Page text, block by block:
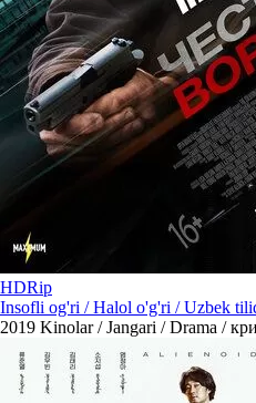
HDRip
Insofli og'ri / Halol o'g'ri / Uzbek
2019 Kinolar / Jangari / Drama /